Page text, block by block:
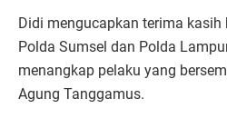
Didi mengucapkan terima
Polda Sumsel dan Polda
menangkap pelaku yang
Agung Tanggamus.